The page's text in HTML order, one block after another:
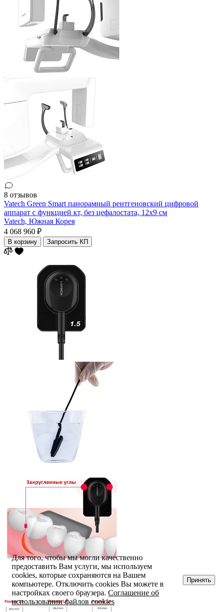
8 отзывов
Vatech Green Smart панорамный рентгеновский цифровой
аппарат с функцией кт, без цефалостата, 12x9 см
Vatech, Южная Корея
4 068 960 ₽
В корзину Запросить КП
Для того, чтобы мы могли качественно
предоставить Вам услуги, мы используем
cookies, которые сохраняются на Вашем
компьютере. Отключить cookies Вы можете в
настройках своего браузера.Соглашение об
использовании файлов cookies
Принять